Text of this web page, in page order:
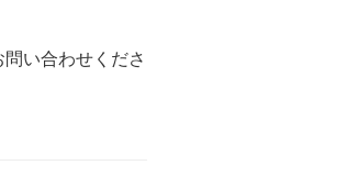
い合わせくださ